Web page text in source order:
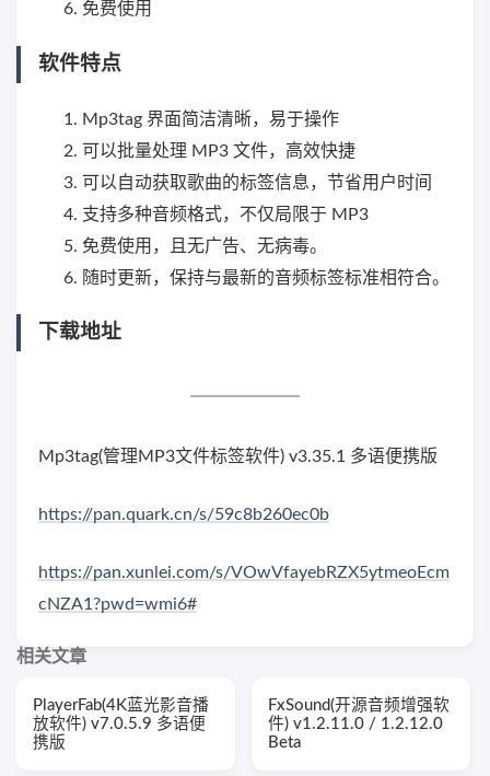
免费使用
软件特点
Mp3tag 界面简洁清晰，易于操作
可以批量处理 MP3 文件，高效快捷
可以自动获取歌曲的标签信息，节省用户时间
支持多种音频格式，不仅局限于 MP3
免费使用，且无广告、无病毒。
随时更新，保持与最新的音频标签标准相符合。
下载地址
Mp3tag(管理MP3文件标签软件) v3.35.1 多语便携版
https://pan.quark.cn/s/59c8b260ec0b
https://pan.xunlei.com/s/VOwVfayebRZX5ytmeoEcm
cNZA1?pwd=wmi6#
相关文章
PlayerFab(4K蓝光影音播
放软件) v7.0.5.9 多语便
携版
FxSound(开源音频增强软
件) v1.2.11.0 / 1.2.12.0
Beta